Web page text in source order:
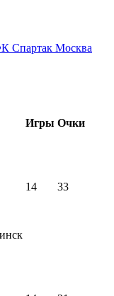
Спартак Москва
Игры Очки
14 33